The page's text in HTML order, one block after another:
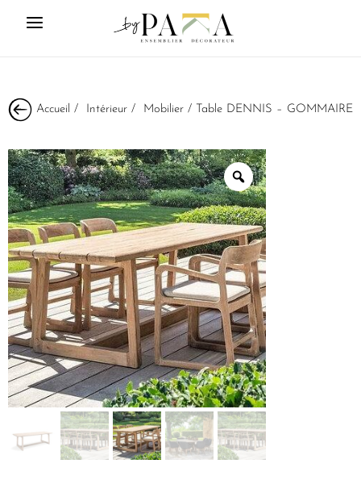
Accueil / Intérieur / Mobilier / Table DENNIS – GOMMAIRE